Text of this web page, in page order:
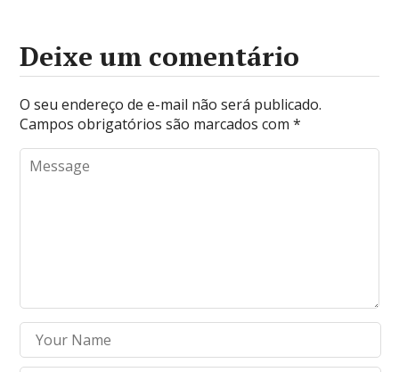
Deixe um comentário
O seu endereço de e-mail não será publicado.
Campos obrigatórios são marcados com*